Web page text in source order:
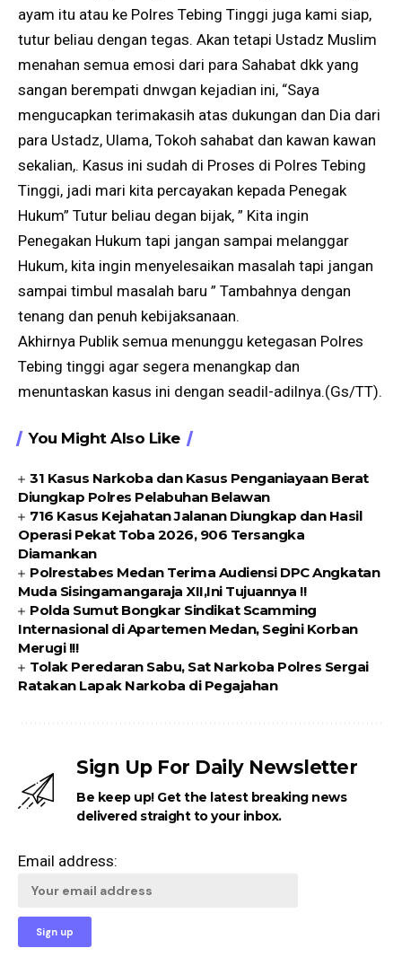
ayam itu atau ke Polres Tebing Tinggi juga kami siap,
tutur beliau dengan tegas. Akan tetapi Ustadz Muslim
menahan semua emosi dari para Sahabat dkk yang
sangan berempati dnwgan kejadian ini, “Saya
mengucapkan terimakasih atas dukungan dan Dia dari
para Ustadz, Ulama, Tokoh sahabat dan kawan kawan
sekalian,. Kasus ini sudah di Proses di Polres Tebing
Tinggi, jadi mari kita percayakan kepada Penegak
Hukum” Tutur beliau degan bijak, ” Kita ingin
Penegakan Hukum tapi jangan sampai melanggar
Hukum, kita ingin menyelesaikan masalah tapi jangan
sampai timbul masalah baru ” Tambahnya dengan
tenang dan penuh kebijaksanaan.
Akhirnya Publik semua menunggu ketegasan Polres
Tebing tinggi agar segera menangkap dan
menuntaskan kasus ini dengan seadil-adilnya.(Gs/TT).
You Might Also Like
31 Kasus Narkoba dan Kasus Penganiayaan Berat
Diungkap Polres Pelabuhan Belawan
716 Kasus Kejahatan Jalanan Diungkap dan Hasil
Operasi Pekat Toba 2026, 906 Tersangka
Diamankan
Polrestabes Medan Terima Audiensi DPC Angkatan
Muda Sisingamangaraja XII,Ini Tujuannya !!
Polda Sumut Bongkar Sindikat Scamming
Internasional di Apartemen Medan, Segini Korban
Merugi !!!
Tolak Peredaran Sabu, Sat Narkoba Polres Sergai
Ratakan Lapak Narkoba di Pegajahan
Sign Up For Daily Newsletter
Be keep up! Get the latest breaking news
delivered straight to your inbox.
Email address: